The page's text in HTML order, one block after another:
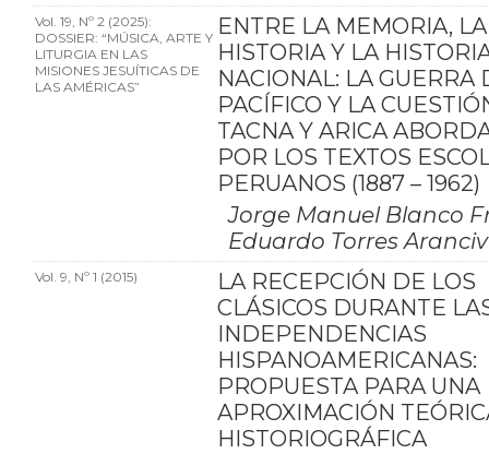
Vol. 19, Nº 2 (2025):
DOSSIER: “MÚSICA, ARTE Y
LITURGIA EN LAS
MISIONES JESUÍTICAS DE
LAS AMÉRICAS”
ENTRE LA MEMORIA, LA
HISTORIA Y LA
NACIONAL: LA GUERRA
PACÍFICO Y LA
TACNA Y ARICA
POR LOS TEXTOS
PERUANOS (1887 – 1962)
Jorge Manuel Blanco
Eduardo Torres
Vol. 9, Nº 1 (2015)
LA RECEPCIÓN DE LOS
CLÁSICOS DURANTE
INDEPENDENCIAS
HISPANOAMERICANAS:
PROPUESTA PARA UNA
APROXIMACIÓN
HISTORIOGRÁFICA